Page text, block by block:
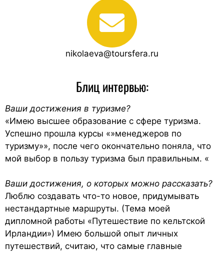
nikolaeva@toursfera.ru
Блиц интервью:
Ваши достижения в туризме?
«Имею высшее образование с сфере туризма.
Успешно прошла курсы «»менеджеров по
туризму»», после чего окончательно поняла, что
мой выбор в пользу туризма был правильным. «
Ваши достижения, о которых можно рассказать?
Люблю создавать что-то новое, придумывать
нестандартные маршруты. (Тема моей
дипломной работы «Путешествие по кельтской
Ирландии») Имею большой опыт личных
путешествий, считаю, что самые главные